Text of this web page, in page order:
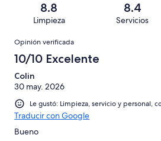
opiniones
opiniones
de
3346
opiniones
Basada
136
de
opiniones
Terrible.
Basada
83
de
3346
opiniones
8.8
Limpieza
8.4
Servicios
Opiniones
Opinión verificada
10/10 Excelente
Colin
30 may. 2026
Le gustó: Limpieza, servicio y personal,
Traducir con Google
Bueno